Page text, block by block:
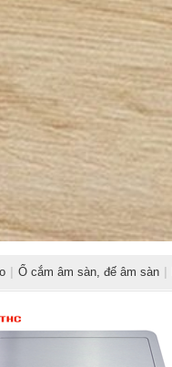
| Ổ cắm âm sàn, đế âm sàn |